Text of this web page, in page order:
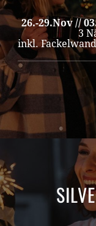
26.-29.Nov //
3
inkl.